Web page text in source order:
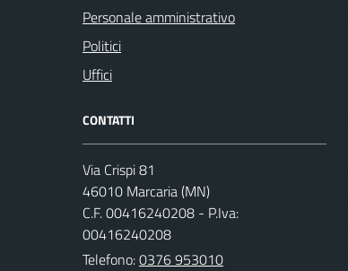
Personale amministrativo
Politici
Uffici
CONTATTI
Via Crispi 81
46010 Marcaria (MN)
C.F. 00416240208 - P.Iva:
00416240208
Telefono:0376 953010